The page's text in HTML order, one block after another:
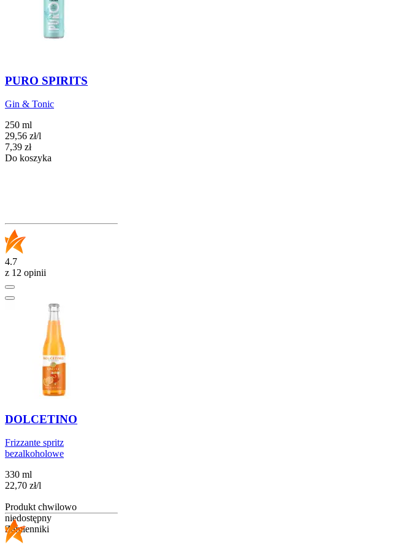
PURO SPIRITS
Gin & Tonic
250 ml
29,56 zł/l
Cena
7,39 zł
Do koszyka
4.7
z 12 opinii
DOLCETINO
Frizzante spritz
bezalkoholowe
330 ml
22,70 zł/l
Produkt chwilowo
niedostępny
Zamienniki